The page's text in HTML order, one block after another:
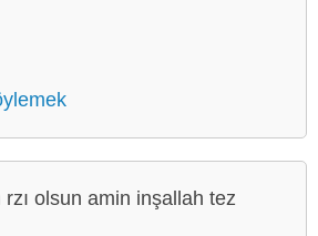
olsun amin inşallah tez